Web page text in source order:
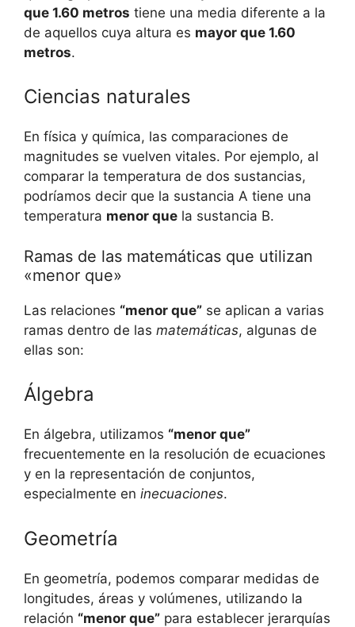
que 1.60 metros tiene una media diferente a la
de aquellos cuya altura es mayor que 1.60
metros.
Ciencias naturales
En física y química, las comparaciones de
magnitudes se vuelven vitales. Por ejemplo, al
comparar la temperatura de dos sustancias,
podríamos decir que la sustancia A tiene una
temperatura menor que la sustancia B.
Ramas de las matemáticas que utilizan
«menor que»
Las relaciones “menor que” se aplican a varias
ramas dentro de las matemáticas, algunas de
ellas son:
Álgebra
En álgebra, utilizamos “menor que”
frecuentemente en la resolución de ecuaciones
y en la representación de conjuntos,
especialmente en inecuaciones.
Geometría
En geometría, podemos comparar medidas de
longitudes, áreas y volúmenes, utilizando la
relación “menor que” para establecer jerarquías